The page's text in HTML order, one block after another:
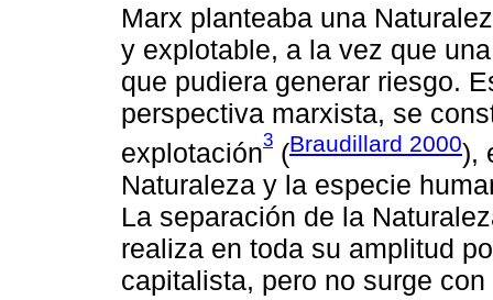
Marx planteaba una
y explotable, a la vez que
que pudiera generar riesgo.
perspectiva marxista, se
explotación3 (Braudillard 2000),
Naturaleza y la especie
La separación de la
realiza en toda su amplitud
capitalista, pero no surge